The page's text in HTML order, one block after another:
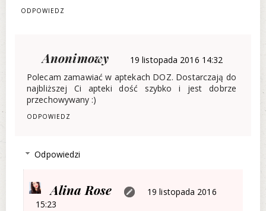
ODPOWIEDZ
Anonimowy
19 listopada 2016 14:32
Polecam zamawiać w aptekach DOZ. Dostarczają do
najbliższej Ci apteki dość szybko i jest dobrze
przechowywany :)
ODPOWIEDZ
Odpowiedzi
Alina Rose
19 listopada 2016
15:23